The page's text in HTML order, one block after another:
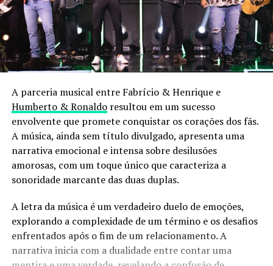
A parceria musical entre Fabrício & Henrique e
Humberto & Ronaldoresultou em um sucesso
envolvente que promete conquistar os corações dos fãs.
A música, ainda sem título divulgado, apresenta uma
narrativa emocional e intensa sobre desilusões
amorosas, com um toque único que caracteriza a
sonoridade marcante das duas duplas.
A letra da música é um verdadeiro duelo de emoções,
explorando a complexidade de um término e os desafios
enfrentados após o fim de um relacionamento. A
narrativa inicia com a dualidade entre contar uma